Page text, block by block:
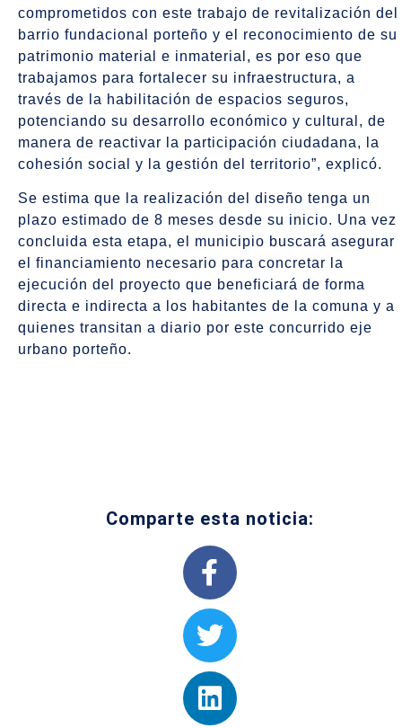
comprometidos con este trabajo de revitalización del
barrio fundacional porteño y el reconocimiento de su
patrimonio material e inmaterial, es por eso que
trabajamos para fortalecer su infraestructura, a
través de la habilitación de espacios seguros,
potenciando su desarrollo económico y cultural, de
manera de reactivar la participación ciudadana, la
cohesión social y la gestión del territorio”, explicó.
Se estima que la realización del diseño tenga un
plazo estimado de 8 meses desde su inicio. Una vez
concluida esta etapa, el municipio buscará asegurar
el financiamiento necesario para concretar la
ejecución del proyecto que beneficiará de forma
directa e indirecta a los habitantes de la comuna y a
quienes transitan a diario por este concurrido eje
urbano porteño.
Comparte esta noticia: